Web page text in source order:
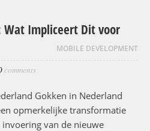
Wat Impliceert Dit voor
MOBILE DEVELOPMENT
comments
Gokken in Nederland
opmerkelijke transformatie
van de nieuwe